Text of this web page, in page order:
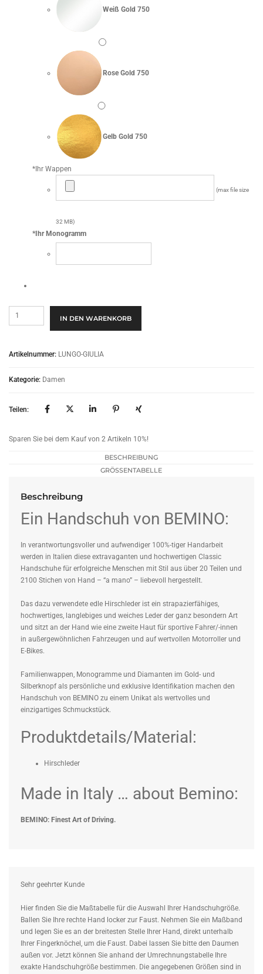
Weiß Gold 750
Rose Gold 750
Gelb Gold 750
* Ihr Wappen
(max file size
32 MB)
* Ihr Monogramm
Donna
Lungo
Menge
IN DEN WARENKORB
Artikelnummer: LUNGO-GIULIA
Kategorie: Damen
Teilen:
Sparen Sie bei dem Kauf von 2 Artikeln 10%!
BESCHREIBUNG
GRÖSSENTABELLE
Beschreibung
Ein Handschuh von BEMINO:
In verantwortungsvoller und aufwendiger 100%-tiger Handarbeit
werden in Italien diese extravaganten und hochwertigen Classic
Handschuhe für erfolgreiche Menschen mit Stil aus über 20 Teilen und
2100 Stichen von Hand – “a mano” – liebevoll hergestellt.
Das dazu verwendete edle Hirschleder ist ein strapazierfähiges,
hochwertiges, langlebiges und weiches Leder der ganz besondern Art
und sitzt an der Hand wie eine zweite Haut für sportive Fahrer/-innen
in außergewöhnlichen Fahrzeugen und auf wertvollen Motorroller und
E-Bikes.
Familienwappen, Monogramme und Diamanten im Gold- und
Silberknopf als persönliche und exklusive Identifikation machen den
Handschuh von BEMINO zu einem Unikat als wertvolles und
einzigartiges Schmuckstück.
Produktdetails/Material:
Hirschleder
Made in Italy … about Bemino:
BEMINO: Finest Art of Driving.
Sehr geehrter Kunde
Hier finden Sie die Maßtabelle für die Auswahl Ihrer Handschuhgröße.
Ballen Sie Ihre rechte Hand locker zur Faust. Nehmen Sie ein Maßband
und legen Sie es an der breitesten Stelle Ihrer Hand, direkt unterhalb
Ihrer Fingerknöchel, um die Faust. Dabei lassen Sie bitte den Daumen
außen vor. Jetzt können Sie anhand der Umrechnungstabelle Ihre
exakte Handschuhgröße bestimmen. Die angegebenen Größen sind in